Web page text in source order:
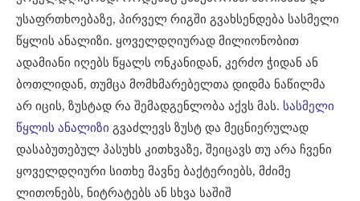
უსაფრთხოებაზე, პირველ რიგში გვახსენდება სასმელი
წყლის ანალიზი. ყოველდღიურად მილიონობით
ადამიანი იღებს წყალს ონკანიდან, კერძო ჭიდან ან
ბოთლიდან, თუმცა მომხმარებელთა დიდმა ნაწილმა
არ იცის, ზუსტად რა შემადგენლობა აქვს მას. სასმელი
წყლის ანალიზი გვაძლევს ზუსტ და მეცნიერულად
დასაბუთებულ პასუხს კითხვაზე, შეიცავს თუ არა ჩვენი
ყოველდღიური სითხე მავნე ბაქტერიებს, მძიმე
ლითონებს, ნიტრატებს ან სხვა საშიშ